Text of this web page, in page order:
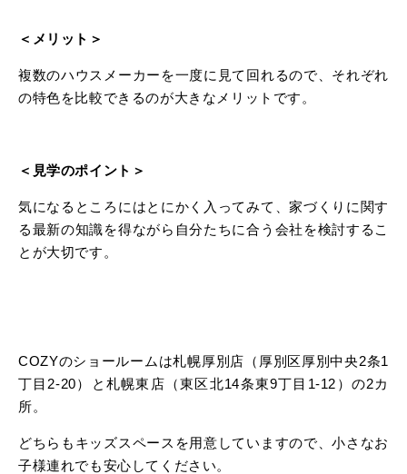
＜メリット＞
複数のハウスメーカーを一度に見て回れるので、それぞれ
の特色を比較できるのが大きなメリットです。
＜見学のポイント＞
気になるところにはとにかく入ってみて、家づくりに関す
る最新の知識を得ながら自分たちに合う会社を検討するこ
とが大切です。
COZYのショールームは札幌厚別店（厚別区厚別中央2条1
丁目2-20）と札幌東店（東区北14条東9丁目1-12）の2カ
所。
どちらもキッズスペースを用意していますので、小さなお
子様連れでも安心してください。